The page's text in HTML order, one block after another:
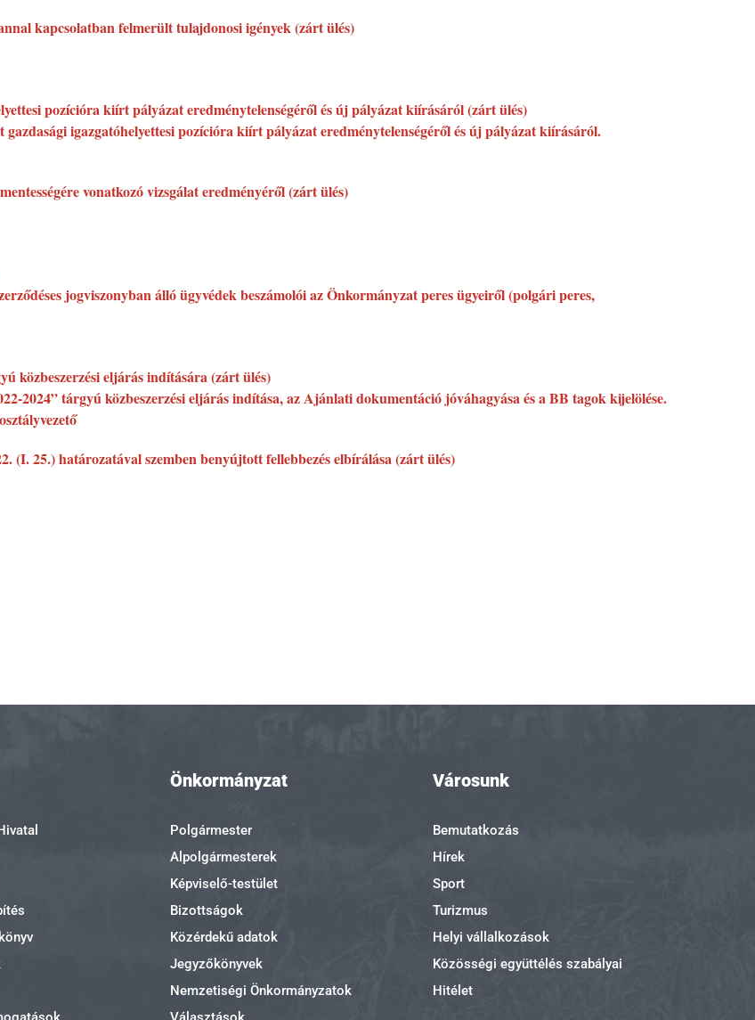
kapcsolatban felmerült tulajdonosi igények (zárt ülés)
pozícióra kiírt pályázat eredménytelenségéről és új pályázat kiírásáról (zárt ülés)
igazgatóhelyettesi pozícióra kiírt pályázat eredménytelenségéről és új pályázat kiírásáról.
vonatkozó vizsgálat eredményéről (zárt ülés)
jogviszonyban álló ügyvédek beszámolói az Önkormányzat peres ügyeiről (polgári peres,
közbeszerzési eljárás indítására (zárt ülés)
2024” tárgyú közbeszerzési eljárás indítása, az Ajánlati dokumentáció jóváhagyása és a BB tagok kijelölése.
(I. 25.) határozatával szemben benyújtott fellebbezés elbírálása (zárt ülés)
Önkormányzat
Polgármester
Alpolgármesterek
Képviselő-testület
Bizottságok
Közérdekű adatok
Jegyzőkönyvek
Nemzetiségi Önkormányzatok
Városunk
Bemutatkozás
Hírek
Sport
Turizmus
Helyi vállalkozások
Közösségi együttélés szabályai
Hitélet